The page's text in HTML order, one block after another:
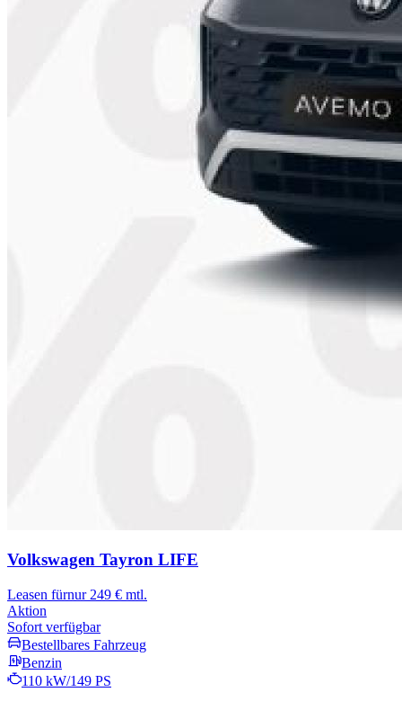
Volkswagen Tayron LIFE
Leasen fürnur 249 € mtl.
Aktion
Sofort verfügbar
Bestellbares Fahrzeug
Benzin
110 kW/149 PS